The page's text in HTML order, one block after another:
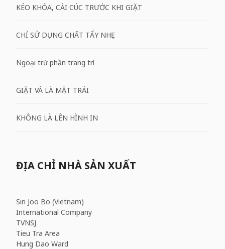
KÉO KHÓA, CÀI CÚC TRƯỚC KHI GIẶT
CHỈ SỬ DỤNG CHẤT TẨY NHẸ
Ngoại trừ phần trang trí
GIẶT VÀ LÀ MẶT TRÁI
KHÔNG LÀ LÊN HÌNH IN
ĐỊA CHỈ NHÀ SẢN XUẤT
Sin Joo Bo (Vietnam)
International Company
TVNSJ
Tieu Tra Area
Hung Dao Ward